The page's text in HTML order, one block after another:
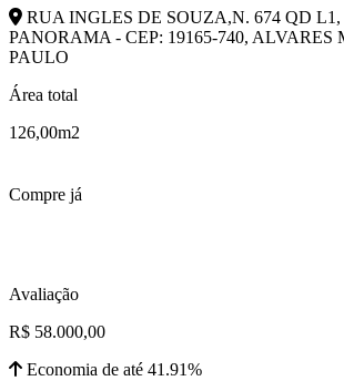
RUA INGLES DE SOUZA,N. 674 QD
PANORAMA - CEP: 19165-740, ALVARES
PAULO
Área total
126,00m2
Compre já
Avaliação
R$ 58.000,00
Economia de até 41.91%